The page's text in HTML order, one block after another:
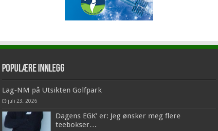
Populære innlegg
Lag-NM på Utsikten Golfpark
juli 23, 2026
Dagens EGK’ er: Jeg ønsker meg flere
teebokser…